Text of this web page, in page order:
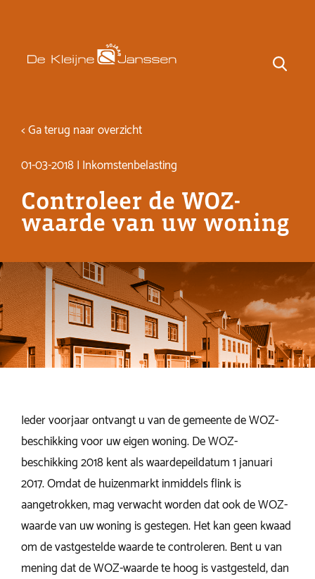
< Ga terug naar overzicht
01-03-2018 | Inkomstenbelasting
Controleer de WOZ-
waarde van uw woning
Ieder voorjaar ontvangt u van de gemeente de WOZ-
beschikking voor uw eigen woning. De WOZ-
beschikking 2018 kent als waardepeildatum 1 januari
2017. Omdat de huizenmarkt inmiddels flink is
aangetrokken, mag verwacht worden dat ook de WOZ-
waarde van uw woning is gestegen. Het kan geen kwaad
om de vastgestelde waarde te controleren. Bent u van
mening dat de WOZ-waarde te hoog is vastgesteld, dan